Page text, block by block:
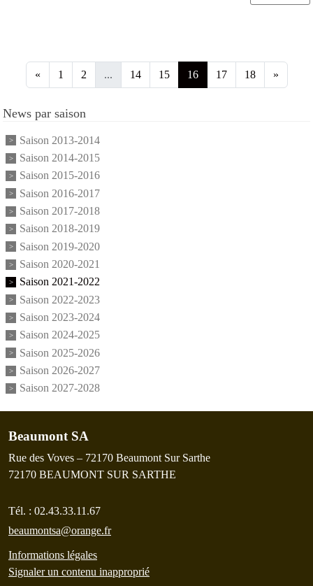
« 1 2 ... 14 15 16 17 18 »
News par saison
Saison 2013-2014
Saison 2014-2015
Saison 2015-2016
Saison 2016-2017
Saison 2017-2018
Saison 2018-2019
Saison 2019-2020
Saison 2020-2021
Saison 2021-2022
Saison 2022-2023
Saison 2023-2024
Saison 2024-2025
Saison 2025-2026
Saison 2026-2027
Saison 2027-2028
Beaumont SA
Rue des Voves – 72170 Beaumont Sur Sarthe
72170 BEAUMONT SUR SARTHE
Tél. : 02.43.33.11.67
beaumontsa@orange.fr
Informations légales
Signaler un contenu inapproprié